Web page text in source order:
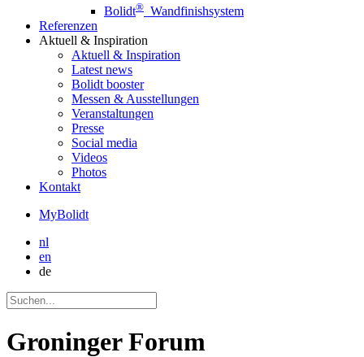
Bolidt® Wandfinishsystem
Referenzen
Aktuell & Inspiration
Aktuell & Inspiration
Latest news
Bolidt booster
Messen & Ausstellungen
Veranstaltungen
Presse
Social media
Videos
Photos
Kontakt
MyBolidt
nl
en
de
Groninger Forum